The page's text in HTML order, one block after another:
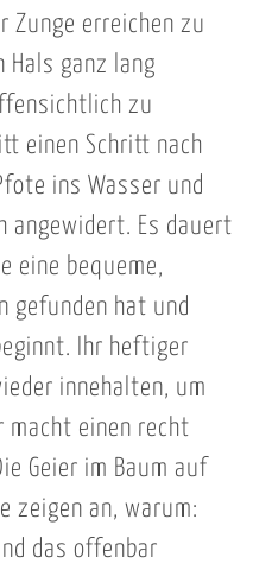
Zunge erreichen zu
Hals ganz lang
zu
einen Schritt nach
ins Wasser und
angewidert. Es dauert
eine bequeme,
gefunden hat und
Ihr heftiger
innehalten, um
macht einen recht
Geier im Baum auf
zeigen an, warum:
das offenbar